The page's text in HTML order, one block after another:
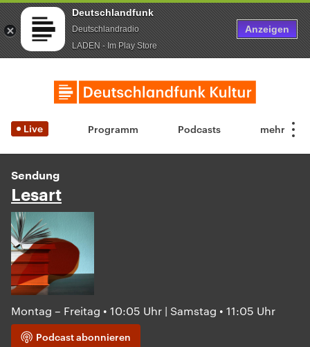
Deutschlandfunk
Deutschlandradio
LADEN - Im Play Store
Anzeigen
Live Programm Podcasts
Sendung
Lesart
Montag – Freitag • 10:05 Uhr | Samstag • 11:05 Uhr
Podcast abonnieren